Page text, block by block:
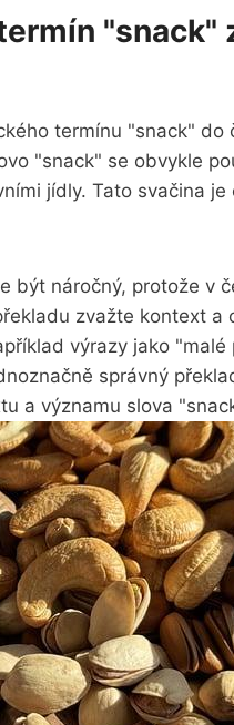
"snack"
termínu "snack" do
"snack" se obvykle
jídly. Tato svačina
být náročný, protože v
zvažte kontext a
výrazy jako "malé
správný
a významu slova